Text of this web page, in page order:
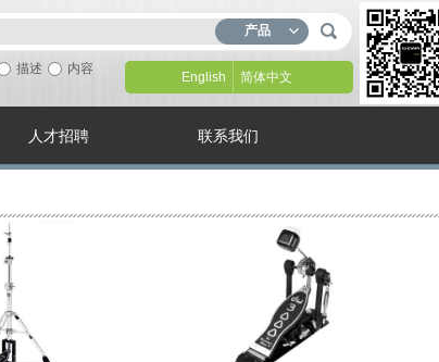
产品
描述 内容
English 简体中文
人才招聘 联系我们